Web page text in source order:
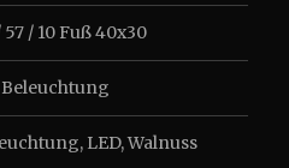
57 / 10 Fuß 40x30
, LED,Walnuss